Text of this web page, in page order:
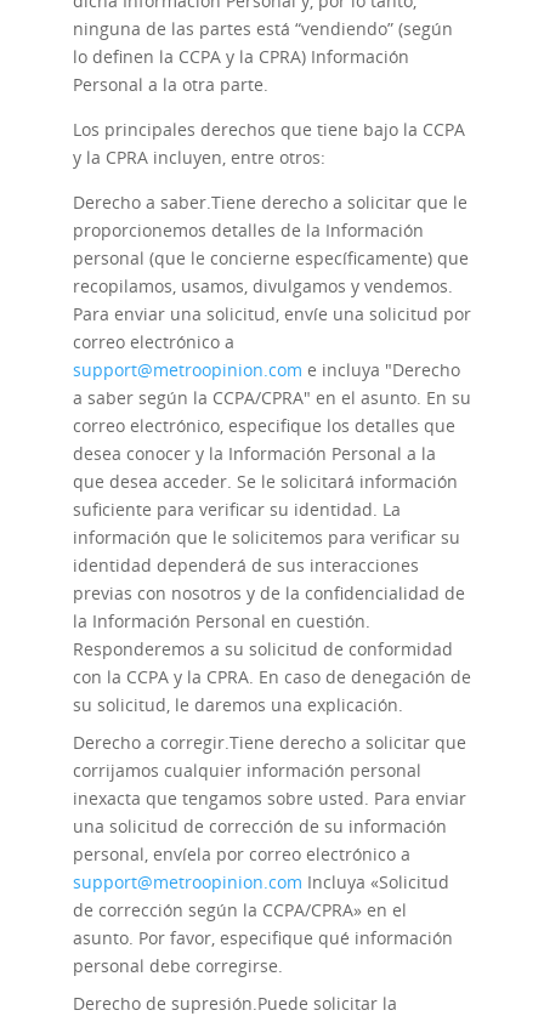
ninguna de las partes está “vendiendo” (según
lo definen la CCPA y la CPRA) Información
Personal a la otra parte.
Los principales derechos que tiene bajo la CCPA
y la CPRA incluyen, entre otros:
Derecho a saber.Tiene derecho a solicitar que le
proporcionemos detalles de la Información
personal (que le concierne específicamente) que
recopilamos, usamos, divulgamos y vendemos.
Para enviar una solicitud, envíe una solicitud por
correo electrónico a
support@metroopinion.com e incluya "Derecho
a saber según la CCPA/CPRA" en el asunto. En su
correo electrónico, especifique los detalles que
desea conocer y la Información Personal a la
que desea acceder. Se le solicitará información
suficiente para verificar su identidad. La
información que le solicitemos para verificar su
identidad dependerá de sus interacciones
previas con nosotros y de la confidencialidad de
la Información Personal en cuestión.
Responderemos a su solicitud de conformidad
con la CCPA y la CPRA. En caso de denegación de
su solicitud, le daremos una explicación.
Derecho a corregir.Tiene derecho a solicitar que
corrijamos cualquier información personal
inexacta que tengamos sobre usted. Para enviar
una solicitud de corrección de su información
personal, envíela por correo electrónico a
support@metroopinion.com Incluya «Solicitud
de corrección según la CCPA/CPRA» en el
asunto. Por favor, especifique qué información
personal debe corregirse.
Derecho de supresión.Puede solicitar la